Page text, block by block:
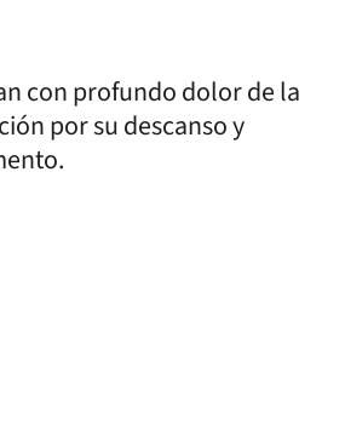
con profundo dolor de la
por su descanso y